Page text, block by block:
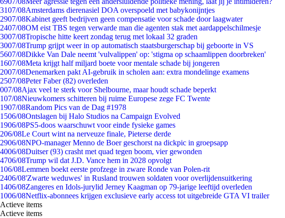
3107/08Amsterdams dierenasiel DOA overspoeld met babykonijntjes
2907/08Kabinet geeft bedrijven geen compensatie voor schade door laagwater
2407/08OM eist TBS tegen verwarde man die agenten stak met aardappelschilmesje
3007/08Tropische hitte keert zondag terug met lokaal 32 graden
3007/08Trump grijpt weer in op automatisch staatsburgerschap bij geboorte in VS
5607/08Dikke Van Dale neemt 'vulvalippen' op: 'stigma op schaamlippen doorbreken'
1607/08Meta krijgt half miljard boete voor mentale schade bij jongeren
2007/08Denemarken pakt AI-gebruik in scholen aan: extra mondelinge examens
2507/08Peter Faber (82) overleden
007/08Ajax veel te sterk voor Shelbourne, maar houdt schade beperkt
107/08Nieuwkomers schitteren bij ruime Europese zege FC Twente
1907/08Random Pics van de Dag #1978
1506/08Ontslagen bij Halo Studios na Campaign Evolved
1906/08PS5-doos waarschuwt voor einde fysieke games
206/08Le Court wint na nerveuze finale, Pieterse derde
2906/08NPO-manager Menno de Boer geschorst na dickpic in groepsapp
4006/08Duitser (93) crasht met quad tegen boom, vier gewonden
4706/08Trump wil dat J.D. Vance hem in 2028 opvolgt
106/08Lemmen boekt eerste profzege in zware Ronde van Polen-rit
2406/08'Zwarte weduwes' in Rusland trouwen soldaten voor overlijdensuitkering
1406/08Zangeres en Idols-jurylid Jerney Kaagman op 79-jarige leeftijd overleden
1006/08Netflix-abonnees krijgen exclusieve early access tot uitgebreide GTA VI trailer
Actieve items
Actieve items